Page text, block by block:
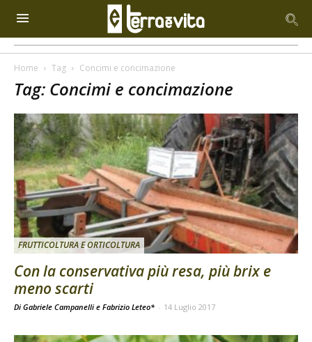
Home Tag Concimi e concimazione
Tag: Concimi e concimazione
FRUTTICOLTURA E ORTICOLTURA
Con la conservativa più resa, più brix e
meno scarti
Di Gabriele Campanelli e Fabrizio Leteo* - 14 Luglio 2017